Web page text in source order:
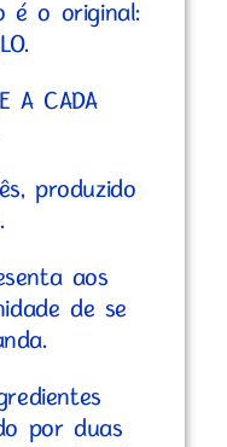
é o original:
A CADA
produzido
aos
de se
por duas